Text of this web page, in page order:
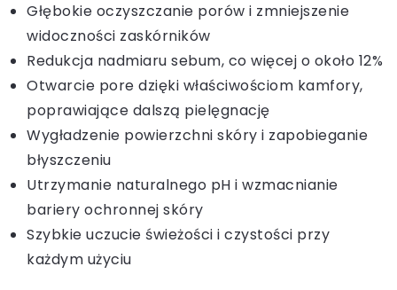
Głębokie oczyszczanie porów i zmniejszenie
widoczności zaskórników
Redukcja nadmiaru sebum, co więcej o około 12%
Otwarcie pore dzięki właściwościom kamfory,
poprawiające dalszą pielęgnację
Wygładzenie powierzchni skóry i zapobieganie
błyszczeniu
Utrzymanie naturalnego pH i wzmacnianie
bariery ochronnej skóry
Szybkie uczucie świeżości i czystości przy
każdym użyciu